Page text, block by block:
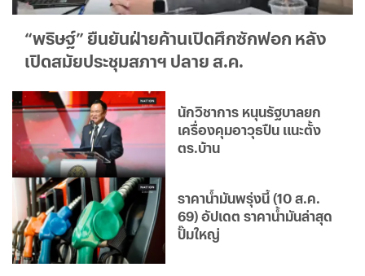
“พริษฐ์” ยืนยันฝ่ายค้านเปิดศึกซักฟอก หลัง
เปิดสมัยประชุมสภาฯ ปลาย ส.ค.
นักวิชาการ หนุนรัฐบาลยก
เครื่องคุมอาวุธปืน แนะตั้ง
ตร.บ้าน
ราคาน้ำมันพรุ่งนี้ (10 ส.ค.
69) อัปเดต ราคาน้ำมันล่าสุด
ปั๊มใหญ่